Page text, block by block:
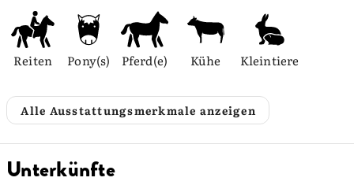
Reiten Pony(s) Pferd(e) Kühe Kleintiere
Alle Ausstattungsmerkmale anzeigen
Unterkünfte